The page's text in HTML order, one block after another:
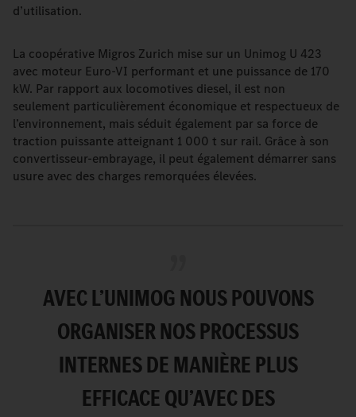
d’utilisation.
La coopérative Migros Zurich mise sur un Unimog U 423
avec moteur Euro-VI performant et une puissance de 170
kW. Par rapport aux locomotives diesel, il est non
seulement particulièrement économique et respectueux de
l’environnement, mais séduit également par sa force de
traction puissante atteignant 1 000 t sur rail. Grâce à son
convertisseur-embrayage, il peut également démarrer sans
usure avec des charges remorquées élevées.
AVEC L’UNIMOG NOUS POUVONS
ORGANISER NOS PROCESSUS
INTERNES DE MANIÈRE PLUS
EFFICACE QU’AVEC DES